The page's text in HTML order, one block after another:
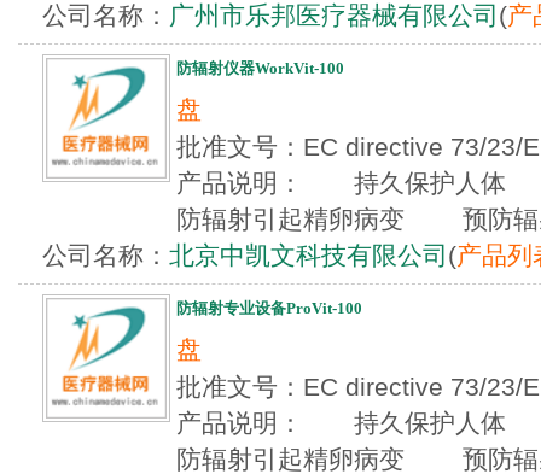
公司名称： 广州市乐邦医疗器械有限公司 (产
防辐射仪器WorkVit-100
盘
批准文号：EC directive 73/
产品说明： 持久保护人
防辐射引起精卵病变 预防辐
公司名称： 北京中凯文科技有限公司 (产品列
防辐射专业设备ProVit-100
盘
批准文号：EC directive 73/
产品说明： 持久保护人
防辐射引起精卵病变 预防辐